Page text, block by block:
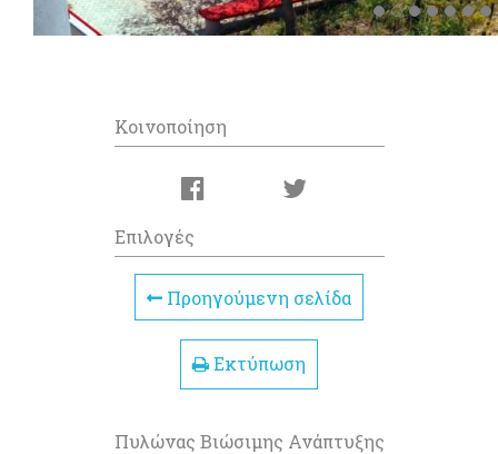
Κοινοποίηση
Επιλογές
Προηγούμενη σελίδα
Εκτύπωση
Πυλώνας Βιώσιμης Ανάπτυξης